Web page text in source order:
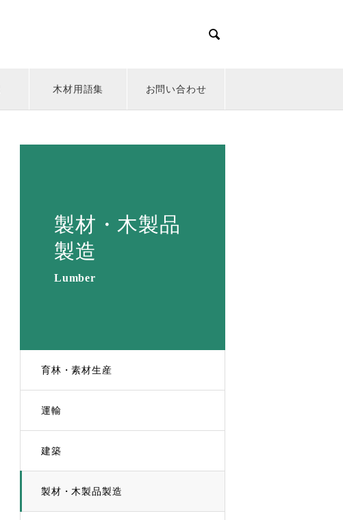

木材用語集 お問い合わせ
製材・木製品
製造
Lumber
育林・素材生産
運輸
建築
製材・木製品製造